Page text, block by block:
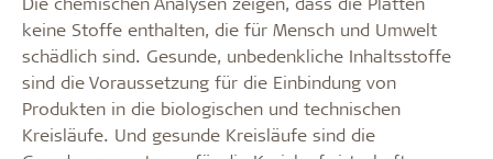
keine Stoffe enthalten, die für Mensch und Umwelt
schädlich sind. Gesunde, unbedenkliche Inhaltsstoffe
sind die Voraussetzung für die Einbindung von
Produkten in die biologischen und technischen
Kreisläufe. Und gesunde Kreisläufe sind die